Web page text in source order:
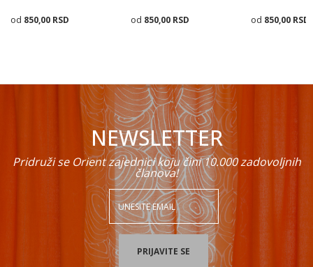
POŠALJI
850,00 RSD
Dodaj u korpu
850,00 RSD
Dodaj u korpu
850,00 RSD
NEWSLETTER
Pridruži se Orient zajednici koju čini 10.000 zadovoljnih
članova!
PRIJAVITE SE